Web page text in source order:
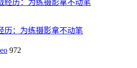
历：为练摄影拿不动笔
972